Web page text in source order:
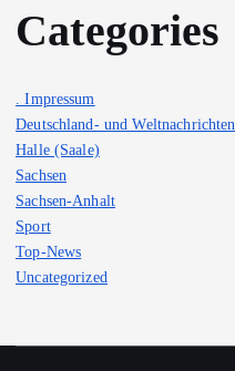
Categories
. Impressum
Deutschland- und Weltnachrichten
Halle (Saale)
Sachsen
Sachsen-Anhalt
Sport
Top-News
Uncategorized